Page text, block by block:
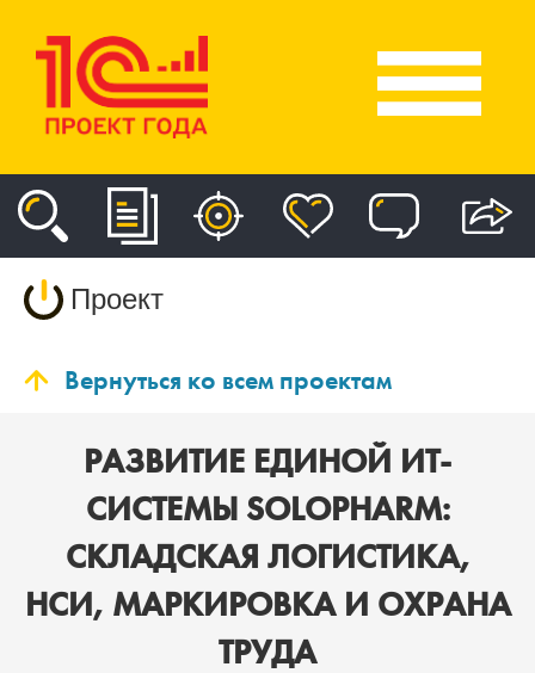
Проект
Вернуться ко всем проектам
РАЗВИТИЕ ЕДИНОЙ ИТ-
СИСТЕМЫ SOLOPHARM:
СКЛАДСКАЯ ЛОГИСТИКА,
НСИ, МАРКИРОВКА И ОХРАНА
ТРУДА